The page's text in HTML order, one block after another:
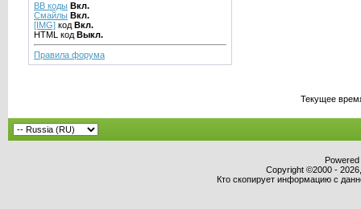
BB коды Вкл.
Смайлы Вкл.
[IMG]код Вкл.
HTML код Выкл.
Правила форума
Текущее
Copyright ©2000 -
Кто скопирует информацию с